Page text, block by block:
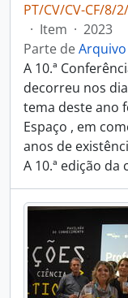
PT/CV/CV-CF/8/
· Item · 2023
Parte deArquivo
A 10.ª
decorreu nos
tema deste ano
Espaço , em
anos de
A 10.ª edição